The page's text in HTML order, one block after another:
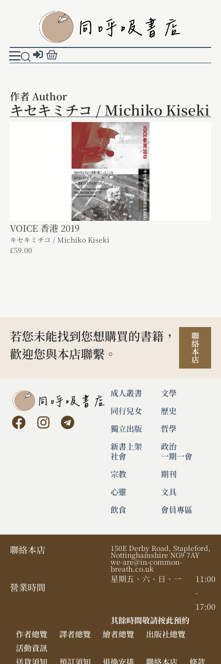
作者 Author
キセキミチコ / Michiko Kiseki
VOICE 香港 2019
キセキミチコ / Michiko Kiseki
£59.00
若您未能找到您想購買的書籍，
歡迎您與本店聯繫。
聯
絡
本
店
成人叢書
同行兒女
獨立出版
新書上架
文學
歷史
哲學
政治
社會
宗教
心靈
飲食
一期一會
期刊
文具
會員專區
聯絡本店 150E Derby Road, Stapleford,
Nottinghamshire NG9 7AY
we-are@in-common-
breath.co.uk
營業時間​
星期五、六、日、一
11:00
-
17:00
其餘時間敬請按此預約
作者總覽
譯者總覽 繪者總覽
出版社總覽
活動資訊